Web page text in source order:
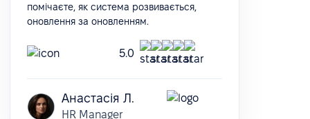
помічаєте, як система розвивається,
оновлення за оновленням.
5.0
Анастасія Л.
HR Manager